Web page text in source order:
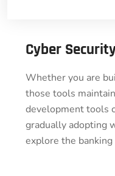
Cyber
Whether you are
those tools
development tools
gradually adopting
explore the